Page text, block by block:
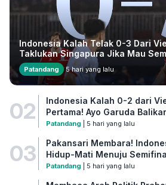
Indonesia Kalah Telak 0-3 Dari
Taklukan Singapura Jika Mau
Patandang 5 hari yang lalu
02
Indonesia Kalah 0-2 dari
Pertama! Ayo Garuda
Patandang | 5 hari yang lalu
03
Pakansari Membara!
Hidup-Mati Menuju
Patandang | 5 hari yang lalu